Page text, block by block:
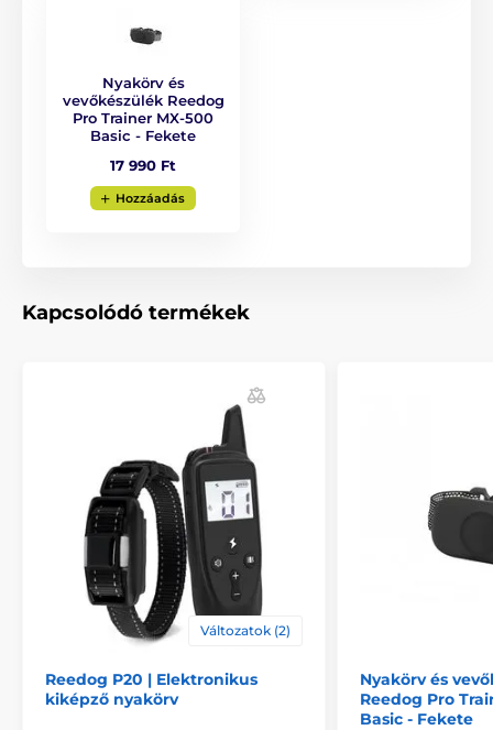
Kiképző nyakörvek
Elektromos
Hangjelzéses
Nagytestű kutyáknak
Nyakörv és
vevőkészülék Reedog
Pro Trainer MX-500
Basic - Fekete
17 990 Ft
Hozzáadás
Kapcsolódó termékek
Változatok (2)
Reedog P20 | Elektronikus
kiképző nyakörv
Nyakörv és
Reedog Pro
Basic - Fekete